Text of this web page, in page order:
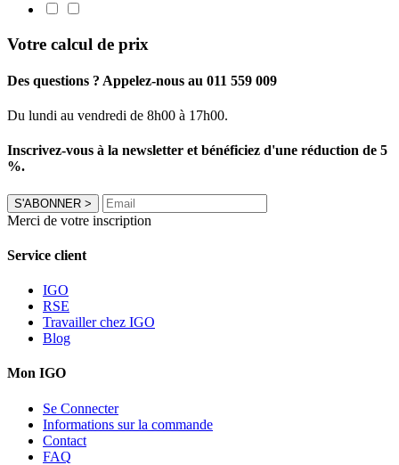
Votre calcul de prix
Des questions ? Appelez-nous au 011 559 009
Du lundi au vendredi de 8h00 à 17h00.
Inscrivez-vous à la newsletter et bénéficiez d'une réduction de 5
%.
S'ABONNER >
Merci de votre inscription
Service client
IGO
RSE
Travailler chez IGO
Blog
Mon IGO
Se Connecter
Informations sur la commande
Contact
FAQ